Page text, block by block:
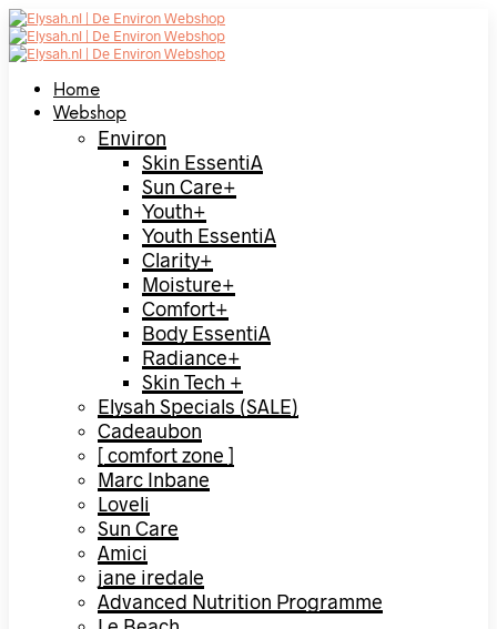
Home
Webshop
Environ
Skin EssentiA
Sun Care+
Youth+
Youth EssentiA
Clarity+
Moisture+
Comfort+
Body EssentiA
Radiance+
Skin Tech +
Elysah Specials (SALE)
Cadeaubon
[ comfort zone ]
Marc Inbane
Loveli
Sun Care
Amici
jane iredale
Advanced Nutrition Programme